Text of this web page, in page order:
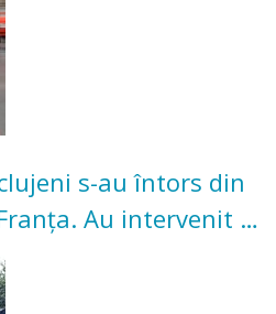
s-au întors din
Au intervenit la
și pădure